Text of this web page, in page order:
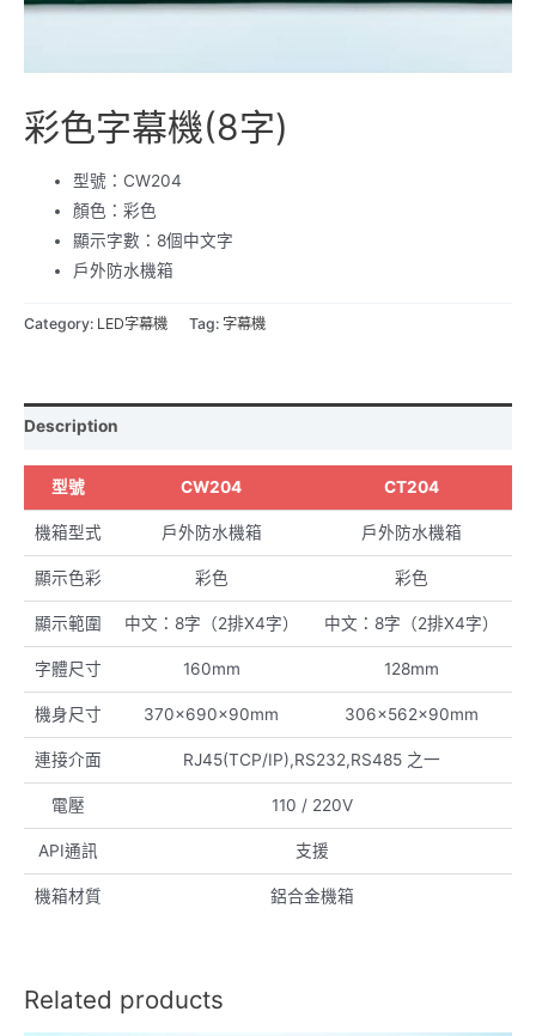
彩色字幕機(8字)
型號：CW204
顏色：彩色
顯示字數：8個中文字
戶外防水機箱
Category: LED字幕機 Tag: 字幕機
Description
型號 CW204 CT204
機箱型式 戶外防水機箱 戶外防水機箱
顯示色彩 彩色 彩色
顯示範圍 中文：8字（2排X4字） 中文：8字（2排X4字）
字體尺寸 160mm 128mm
機身尺寸 370x690x90mm 306x562x90mm
連接介面 RJ45(TCP/IP),RS232,RS485 之一
電壓 110 / 220V
API通訊 支援
機箱材質 鋁合金機箱
Related products